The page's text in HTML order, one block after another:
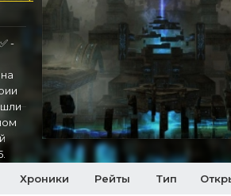
✅ -
Хроники Рейты Тип